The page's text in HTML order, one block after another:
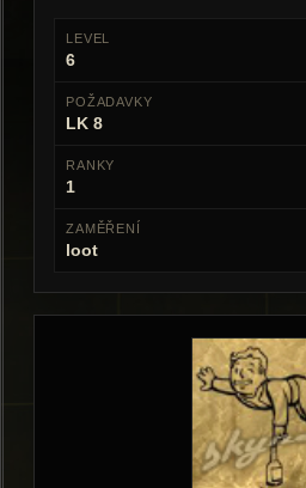
LEVEL
6
POŽADAVKY
LK 8
RANKY
1
ZAMĚŘENÍ
loot